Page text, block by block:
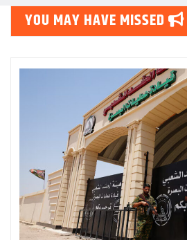
YOU MAY HAVE MISSED